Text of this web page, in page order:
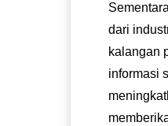
dari
kalangan
informasi